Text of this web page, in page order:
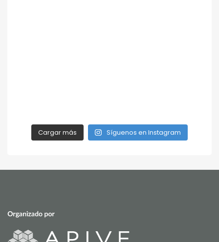
Cargar más Síguenos en Instagram